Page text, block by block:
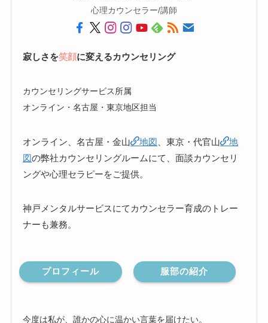
心理カウンセラー/講師
寂しさを笑顔に変えるカウンセリング
カウンセリングサービス所属
オンライン・名古屋・東京地区担当
オンライン、名古屋・金山 地図 、東京・代官山
地
図の弊社カウンセリングルームにて、面談カウンセリ
ングや心理セラピーをご提供。
神戸メンタルサービスにてカウンセラー育成のトレー
ナーも兼務。
プロフィール 服部の紹介
今度は私が、誰かの心に温かい言葉を届けたい。